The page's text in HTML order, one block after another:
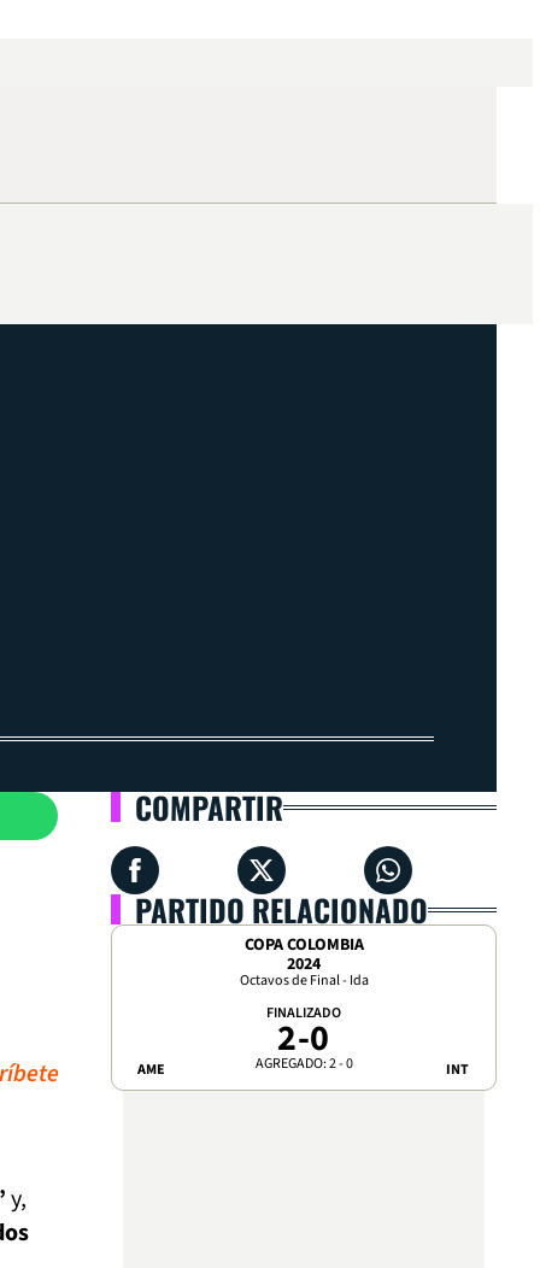
y,
COMPARTIR
PARTIDO RELACIONADO
COPA COLOMBIA
2024
Octavos de Final - Ida
AME
FINALIZADO
2-0
AGREGADO: 2 - 0 INT